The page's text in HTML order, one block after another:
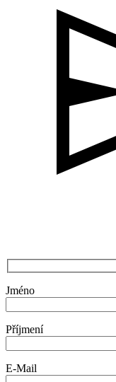
Jméno
Příjmení
E-Mail